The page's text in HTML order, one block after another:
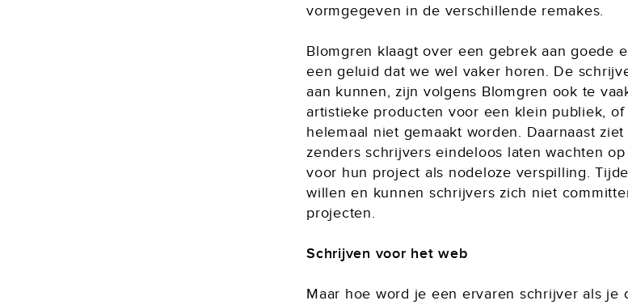
vormgegeven in de verschillende remakes.
Blomgren klaagt over een gebrek aan goede
een geluid dat we wel vaker horen. De
aan kunnen, zijn volgens Blomgren ook te
artistieke producten voor een klein publiek,
helemaal niet gemaakt worden. Daarnaast
zenders schrijvers eindeloos laten wachten
voor hun project als nodeloze verspilling.
willen en kunnen schrijvers zich niet
projecten.
Schrijven voor het web
Maar hoe word je een ervaren schrijver als je